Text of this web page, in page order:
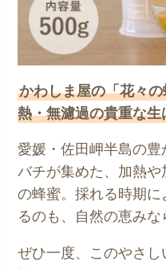
かわしま屋の「花々
熱・無濾過の貴重な
愛媛・佐田岬半島の
バチが集めた、加熱
の蜂蜜。採れる時期
るのも、自然の恵みな
ぜひ一度、このやさ